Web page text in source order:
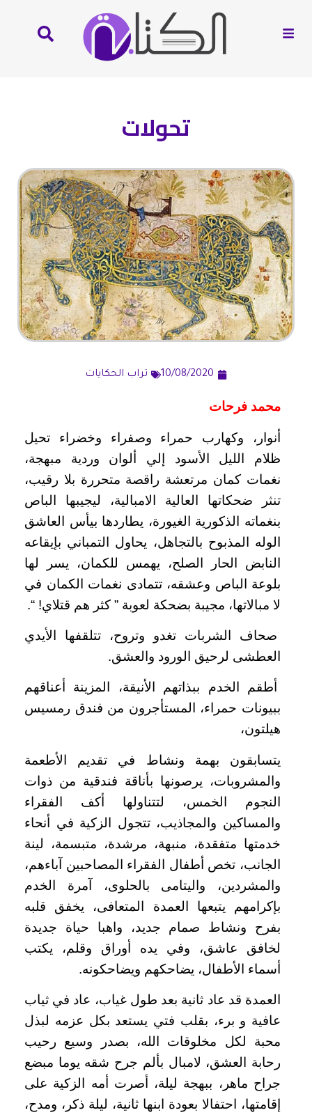
تحولات
10/08/2020 تراب الحكايات
محمد فرحات
أنوار، وكهارب حمراء وصفراء وخضراء تحيل
ظلام الليل الأسود إلي ألوان وردية مبهجة،
نغمات كمان مرتعشة راقصة متحررة بلا رقيب،
تنثر ضحكاتها العالية الامبالية، ليجيبها الباص
بنغماته الذكورية الغيورة، يطاردها بيأس العاشق
الوله المذبوح بالتجاهل، يحاول التمباني بإيقاعه
النابض الحار الصلح، يهمس للكمان، يسر لها
بلوعة الباص وعشقه، تتمادى نغمات الكمان في
لا مبالاتها، مجيبة بضحكة لعوبة ” كثر هم قتلاي! “.
صحاف الشربات تغدو وتروح، تتلقفها الأيدي
العطشى لرحيق الورود والعشق.
أطقم الخدم ببذاتهم الأنيقة، المزينة أعناقهم
ببيونات حمراء، المستأجرون من فندق رمسيس
هيلتون،
يتسابقون بهمة ونشاط في تقديم الأطعمة
والمشروبات، يرصونها بأناقة فندقية من ذوات
النجوم الخمس، لتتناولها أكف الفقراء
والمساكين والمجاذيب، تتجول الزكية في أنحاء
خدمتها متفقدة، منبهة، مرشدة، متبسمة، لينة
الجانب، تخص أطفال الفقراء المصاحبين آباءهم،
والمشردين، واليتامى بالحلوى، آمرة الخدم
بإكرامهم يتبعها العمدة المتعافى، يخفق قلبه
بفرح ونشاط صمام جديد، واهبا حياة جديدة
لخافق عاشق، وفي يده أوراق وقلم، يكتب
أسماء الأطفال، يضاحكهم ويضاحكونه.
العمدة قد عاد ثانية بعد طول غياب، عاد في ثياب
عافية و برء، بقلب فتي يستعد بكل عزمه لبذل
محبة لكل مخلوقات الله، بصدر وسيع رحيب
رحابة العشق، لامبال بألم جرح شقه يوما مبضع
جراح ماهر، ببهجة ليلة، أصرت أمه الزكية على
إقامتها، احتفالا بعودة ابنها ثانية، ليلة ذكر، ومدح،